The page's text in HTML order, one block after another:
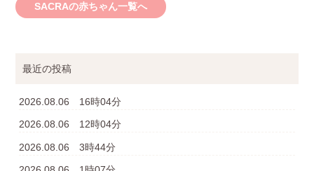
SACRAの赤ちゃん一覧へ
最近の投稿
2026.08.06 16時04分
2026.08.06 12時04分
2026.08.06 3時44分